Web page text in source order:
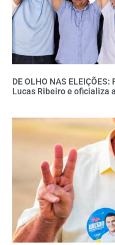
DE OLHO NAS
Lucas Ribeiro e oficializa